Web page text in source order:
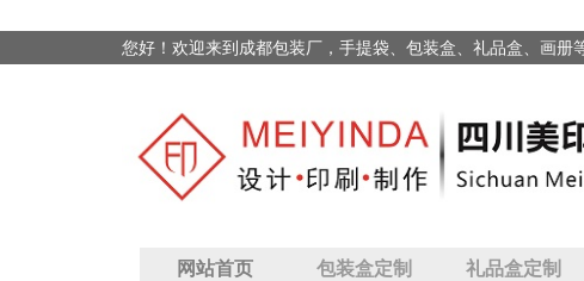
您好！欢迎来到成都包装厂，手提袋、包装盒、礼品盒、画册
网站首页 包装盒定制 礼品盒定制